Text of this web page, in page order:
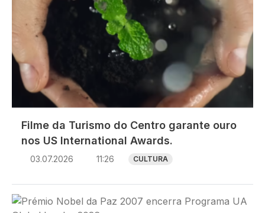
Filme da Turismo do Centro garante ouro
nos US International Awards.
03.07.2026 11:26 CULTURA
Imagem